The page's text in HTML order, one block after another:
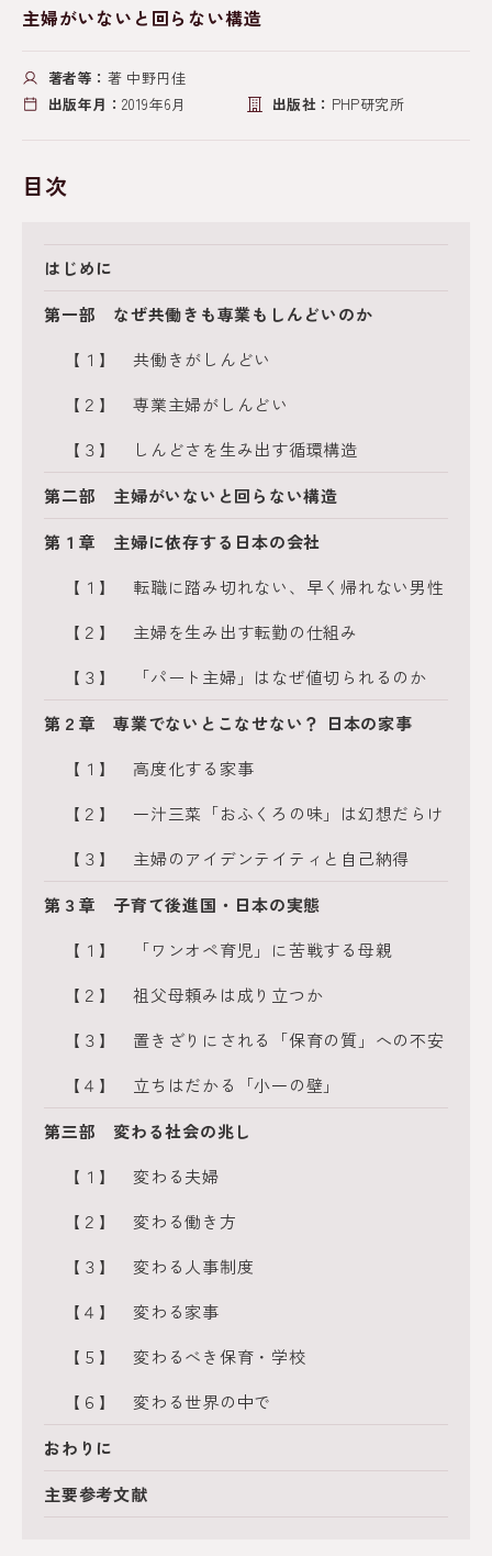
主婦がいないと回らない構造
著者等： 著 中野円佳
出版年月： 2019年6月 出版社： PHP研究所
目次
はじめに
第一部 なぜ共働きも専業もしんどいのか
【１】 共働きがしんどい
【２】 専業主婦がしんどい
【３】 しんどさを生み出す循環構造
第二部 主婦がいないと回らない構造
第１章 主婦に依存する日本の会社
【１】 転職に踏み切れない、早く帰れない男性
【２】 主婦を生み出す転勤の仕組み
【３】 「パート主婦」はなぜ値切られるのか
第２章 専業でないとこなせない？ 日本の家事
【１】 高度化する家事
【２】 一汁三菜「おふくろの味」は幻想だらけ
【３】 主婦のアイデンテイティと自己納得
第３章 子育て後進国・日本の実態
【１】 「ワンオペ育児」に苦戦する母親
【２】 祖父母頼みは成り立つか
【３】 置きざりにされる「保育の質」への不安
【４】 立ちはだかる「小一の壁」
第三部 変わる社会の兆し
【１】 変わる夫婦
【２】 変わる働き方
【３】 変わる人事制度
【４】 変わる家事
【５】 変わるべき保育・学校
【６】 変わる世界の中で
おわりに
主要参考文献